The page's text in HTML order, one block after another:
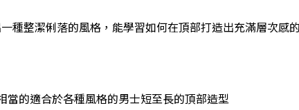
種整潔俐落的風格，能學習如何在頂部打造出充滿層次感
的適合於各種風格的男士短至長的頂部造型